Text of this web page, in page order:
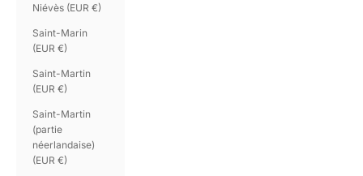
Niévès (EUR €)
Saint-Marin
(EUR €)
Saint-Martin
(EUR €)
Saint-Martin
(partie
néerlandaise)
(EUR €)